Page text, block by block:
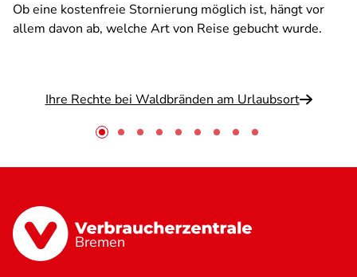
Ob eine kostenfreie Stornierung möglich ist, hängt vor
allem davon ab, welche Art von Reise gebucht wurde.
Ihre Rechte bei Waldbränden am Urlaubsort
Bremen